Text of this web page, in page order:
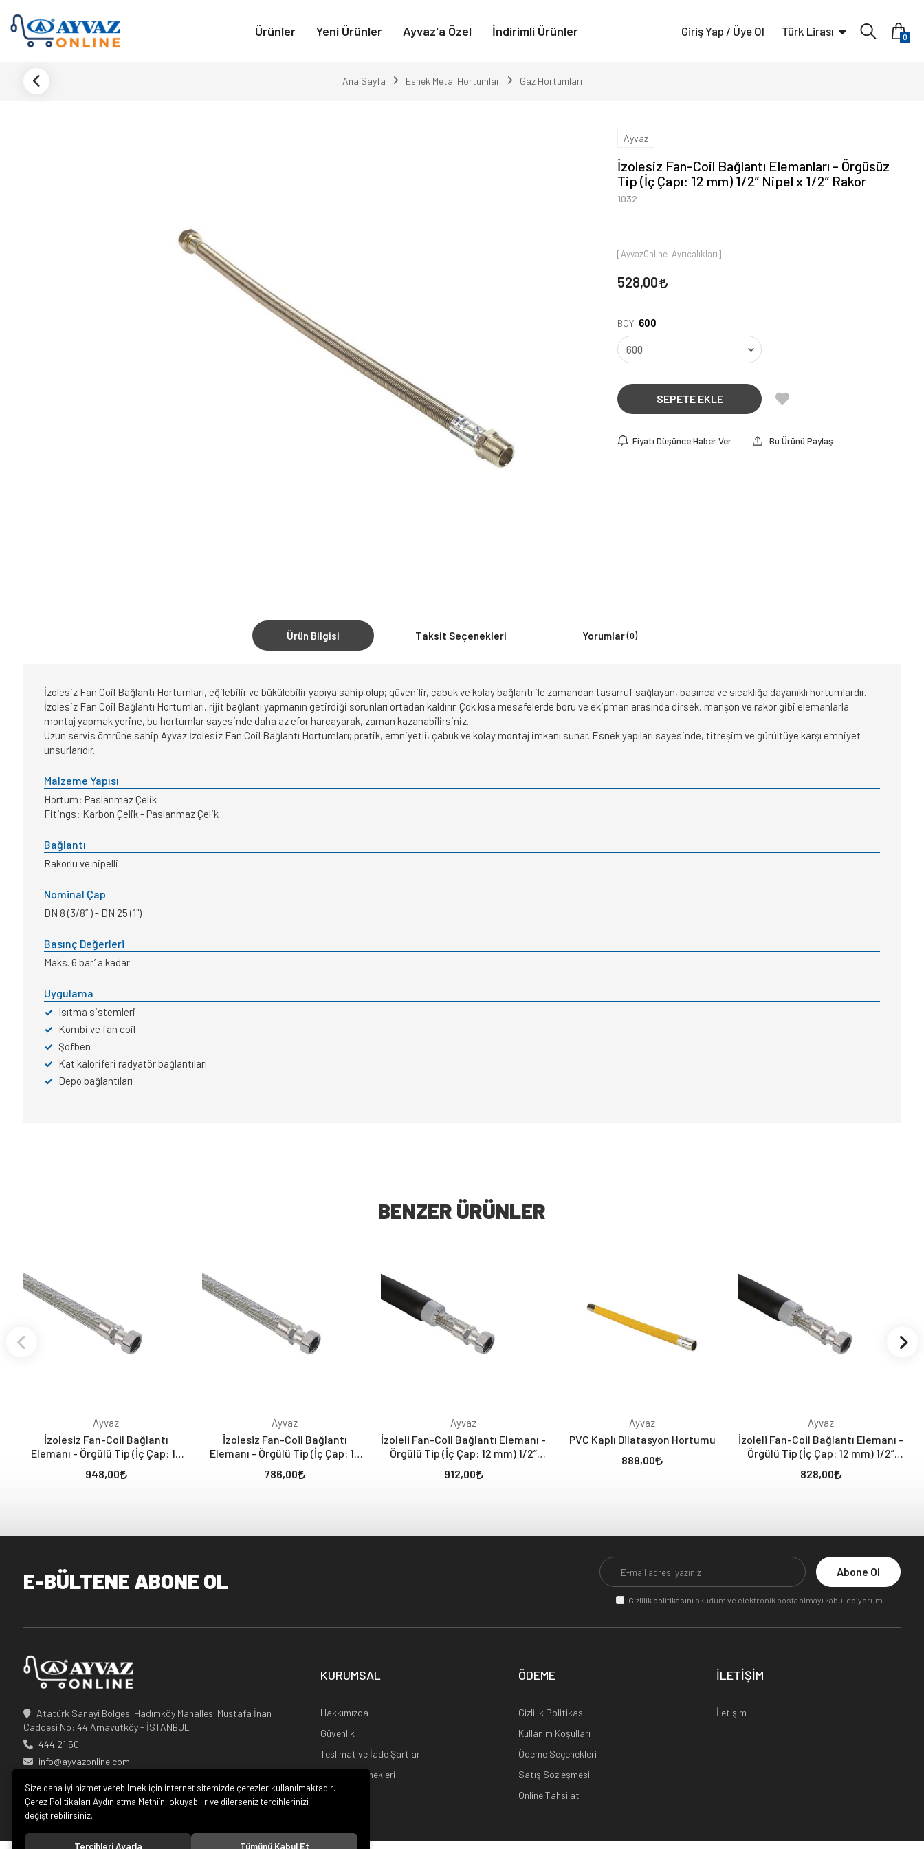
Ürünler Yeni Ürünler Ayvaz'a Özel İndirimli Ürünler Giriş Yap / Üye Ol Türk Lirası 0
Ana Sayfa Esnek Metal Hortumlar Gaz Hortumları
Ayvaz
İzolesiz Fan-Coil Bağlantı Elemanları - Örgüsüz
Tip (İç Çapı: 12 mm) 1/2” Nipel x 1/2” Rakor
1032
[AyvazOnline_Ayrıcalıkları]
528,00
BOY: 600
SEPETE EKLE
Fiyatı Düşünce Haber Ver Bu Ürünü Paylaş
Ürün Bilgisi Taksit Seçenekleri Yorumlar(0)
İzolesiz Fan Coil Bağlantı Hortumları, eğilebilir ve bükülebilir yapıya sahip olup; güvenilir, çabuk ve kolay bağlantı ile zamandan tasarruf sağlayan, basınca ve sıcaklığa dayanıklı hortumlardır.
İzolesiz Fan Coil Bağlantı Hortumları, rijit bağlantı yapmanın getirdiği sorunları ortadan kaldırır. Çok kısa mesafelerde boru ve ekipman arasında dirsek, manşon ve rakor gibi elemanlarla
montaj yapmak yerine, bu hortumlar sayesinde daha az efor harcayarak, zaman kazanabilirsiniz.
Uzun servis ömrüne sahip Ayvaz İzolesiz Fan Coil Bağlantı Hortumları; pratik, emniyetli, çabuk ve kolay montaj imkanı sunar. Esnek yapıları sayesinde, titreşim ve gürültüye karşı emniyet
unsurlarıdır.
Malzeme Yapısı
Hortum: Paslanmaz Çelik
Fitings: Karbon Çelik - Paslanmaz Çelik
Bağlantı
Rakorlu ve nipelli
Nominal Çap
DN 8 (3/8” ) - DN 25 (1")
Basınç Değerleri
Maks. 6 bar’ a kadar
Uygulama
✓ Isıtma sistemleri
✓ Kombi ve fan coil
✓ Şofben
✓ Kat kaloriferi radyatör bağlantıları
✓ Depo bağlantıları
BENZER ÜRÜNLER
Ayvaz
İzolesiz Fan-Coil Bağlantı
Elemanı - Örgülü Tip (İç Çap: 16
mm) 3/4” Nipel x 3/4” Rakor
948,00
Ayvaz
İzolesiz Fan-Coil Bağlantı
Elemanı - Örgülü Tip (İç Çap: 12
mm) 1/2” Nipel x 1/2” Rakor
786,00
Ayvaz
İzoleli Fan-Coil Bağlantı Elemanı -
Örgülü Tip (İç Çap: 12 mm) 1/2”
Nipel x 3/4” Rakor
912,00
Ayvaz
PVC Kaplı Dilatasyon Hortumu
888,00
Ayvaz
İzoleli Fan-Coil Bağlantı Elemanı -
Örgülü Tip (İç Çap: 12 mm) 1/2”
Nipel x 1/2” Rakor
828,00
E-BÜLTENE ABONE OL Abone Ol
Gizlilik politikasını okudum ve elektronik posta almayı kabul ediyorum.
Atatürk Sanayi Bölgesi Hadımköy Mahallesi Mustafa İnan
Caddesi No: 44 Arnavutköy - İSTANBUL
444 21 50
info@ayvazonline.com
KURUMSAL
Hakkımızda
Güvenlik
Teslimat ve İade Şartları
Kargo Seçenekleri
Ana Sayfa
ÖDEME
Gizlilik Politikası
Kullanım Koşulları
Ödeme Seçenekleri
Satış Sözleşmesi
Online Tahsilat
İLETİŞİM
İletişim
Size daha iyi hizmet verebilmek için internet sitemizde çerezler kullanılmaktadır.
Çerez Politikaları Aydınlatma Metni’ni okuyabilir ve dilerseniz tercihlerinizi
değiştirebilirsiniz.
Tercihleri Ayarla Tümünü Kabul Et